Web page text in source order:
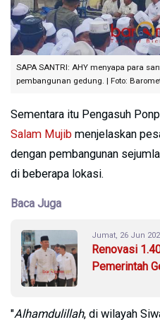
SAPA SANTRI: AHY menyapa para
pembangunan gedung. | Foto:
Sementara itu Pengasuh
Salam Mujib menjelaskan
dengan pembangunan
di beberapa lokasi.
Baca Juga
Jumat, 26 Jun
Renovasi
Pemerintah
"Alhamdulillah, di wilayah